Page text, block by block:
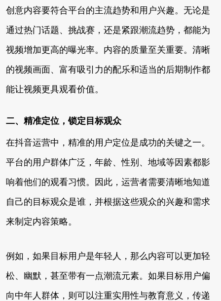
创意内容要符合平台的主流趋势和用户兴趣。无论是
通过热门话题、挑战赛，还是紧跟潮流趋势，都能为
视频增加更高的曝光率。内容的质量至关重要。清晰
的视频画面、富有吸引力的配乐和适当的后期制作都
能让视频更具观看价值。
二、精准定位，锁定目标观众
在抖音运营中，精准的用户定位是成功的关键之一。
平台的用户群体广泛，年龄、性别、地域等因素都影
响着他们的观看习惯。因此，运营者需要清晰地知道
自己的目标观众是谁，并根据这些观众的兴趣和需求
来制定内容策略。
例如，如果目标用户是年轻人，那么内容可以更加轻
松、幽默，甚至带有一点潮流元素。如果目标用户偏
向中年人群体，则可以注重实用性与教育意义，传递